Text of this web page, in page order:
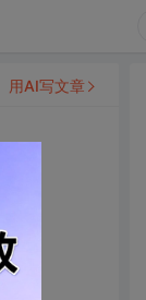
用AI写文章